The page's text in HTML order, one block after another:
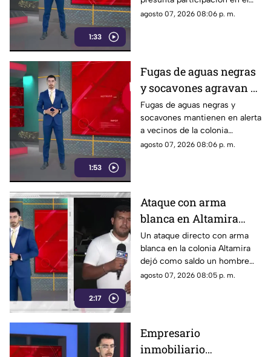
1:33
maltrato animal contra
una perrita
abuso y maltrato de una
agosto 07, 2026 08:06 p. m.
1:53
Fugas de aguas negras
y socavones agravan el
riesgo en la colonia
Constitución de
Zapopan
Fugas de aguas negras y
socavones mantienen en alerta
a vecinos de la colonia
Constitución, en Zapopan,
agosto 07, 2026 08:06 p. m.
2:17
Ataque con arma
blanca en Altamira
deja un hombre muerto
y un lesionado
Un ataque directo con arma
blanca en la colonia Altamira
dejó como saldo un hombre
sin vida y otra persona
agosto 07, 2026 08:05 p. m.
Empresario
inmobiliario